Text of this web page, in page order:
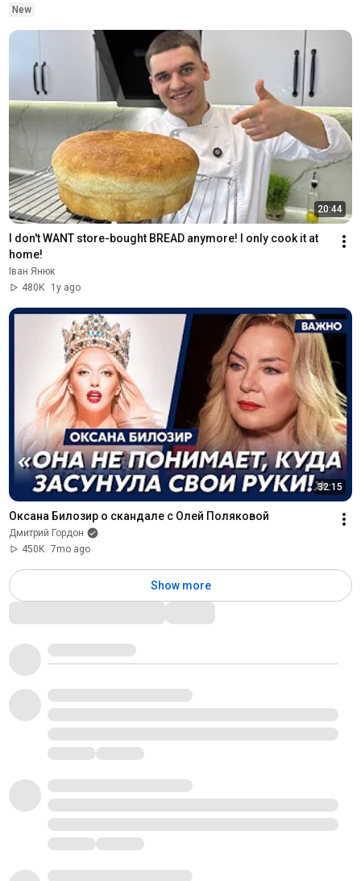
New
20:44
I don't WANT store-bought BREAD anymore! I only cook it at
home!
Іван Янюк
480K
1y ago
32:15
Оксана Билозир о скандале с Олей Поляковой
Дмитрий Гордон
450K 7mo ago
Show more